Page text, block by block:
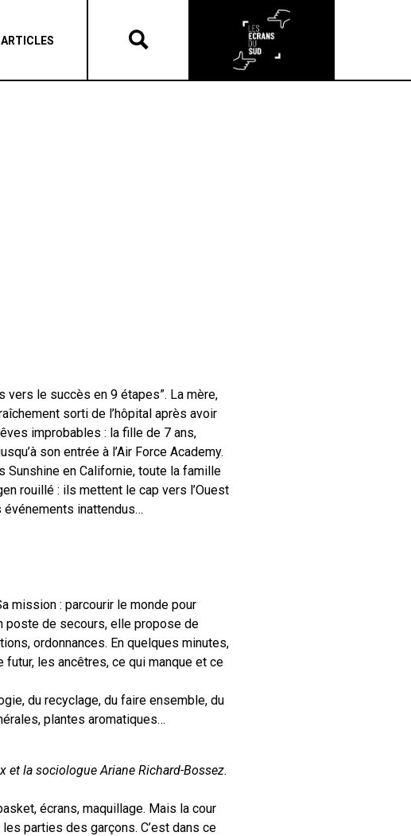
vers le succès en 9 étapes”. La mère,
sorti de l’hôpital après avoir
improbables : la fille de 7 ans,
son entrée à l’Air Force Academy.
en Californie, toute la famille
rouillé : ils mettent le cap vers l’Ouest
inattendus…
mission : parcourir le monde pour
poste de secours, elle propose de
ordonnances. En quelques minutes,
les ancêtres, ce qui manque et ce
du recyclage, du faire ensemble, du
plantes aromatiques…
la sociologue Ariane Richard-Bossez.
écrans, maquillage. Mais la cour
parties des garçons. C’est dans ce